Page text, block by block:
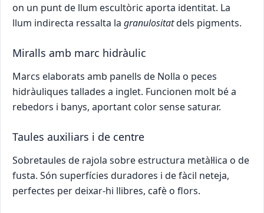
on un punt de llum escultòric aporta identitat. La
llum indirecta ressalta la granulositatdels pigments.
Miralls amb marc hidràulic
Marcs elaborats amb panells de Nolla o peces
hidràuliques tallades a inglet. Funcionen molt bé a
rebedors i banys, aportant color sense saturar.
Taules auxiliars i de centre
Sobretaules de rajola sobre estructura metàl·lica o de
fusta. Són superfícies duradores i de fàcil neteja,
perfectes per deixar-hi llibres, cafè o flors.